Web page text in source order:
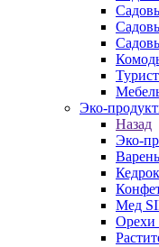
Эко-
Назад
Эко-
Мед
Орехи